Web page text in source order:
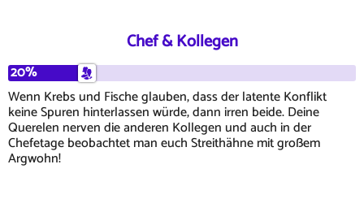
Chef & Kollegen
20%
Wenn Krebs und Fische glauben, dass der latente Konflikt
keine Spuren hinterlassen würde, dann irren beide. Deine
Querelen nerven die anderen Kollegen und auch in der
Chefetage beobachtet man euch Streithähne mit großem
Argwohn!